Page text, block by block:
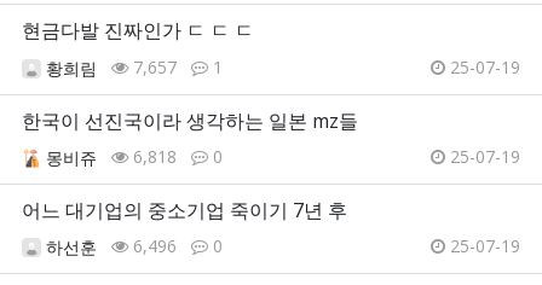
현금다발 진짜인가 ㄷ ㄷ ㄷ
황희림 7,657 1 25-07-19
한국이 선진국이라 생각하는 일본 mz들
몽비쥬 6,818 0 25-07-19
어느 대기업의 중소기업 죽이기 7년 후
하선훈 6,496 0 25-07-19